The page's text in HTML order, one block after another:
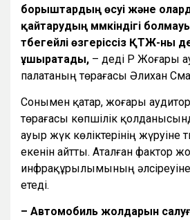
борыштардың өсуі және
қайтарудың мүмкіндігі
түбегейлі өзгеріссіз ҚТЖ-ны
ұшыратады, – деді ҚР Жоғары
палатаның төрағасы Әлихан
Сонымен қатар, жоғары
төрағасы көпшілік
ауыр жүк көліктерінің
екенін айтты. Аталған фактор
инфрақұрылымының
етеді.
– Автомобиль жолдарын